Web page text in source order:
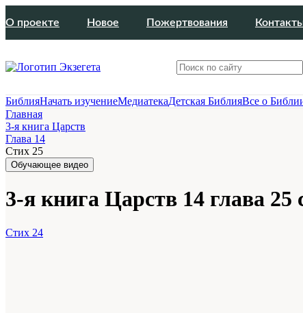
О проекте Новое Пожертвования
БиблияНачать изучениеМедиатекаДетская БиблияВсе о
Главная
3-я книга Царств
Глава 14
Стих 25
Обучающее видео
3-я книга Царств 14 глава 25
Стих 24